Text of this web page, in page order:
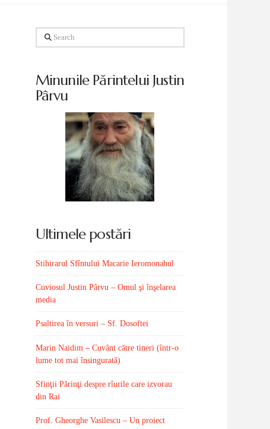
Search
Minunile Părintelui Justin
Pârvu
Ultimele postări
Stihirarul Sfîntului Macarie Ieromonahul
Cuviosul Justin Pârvu – Omul şi înşelarea
media
Psaltirea în versuri – Sf. Dosoftei
Marin Naidim – Cuvânt către tineri (într-o
lume tot mai însingurată)
Sfinţii Părinţi despre rîurile care izvorau
din Rai
Prof. Gheorghe Vasilescu – Un proiect